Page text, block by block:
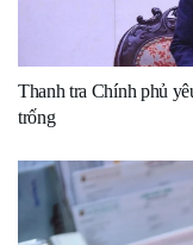
Thanh tra Chính phủ
trống